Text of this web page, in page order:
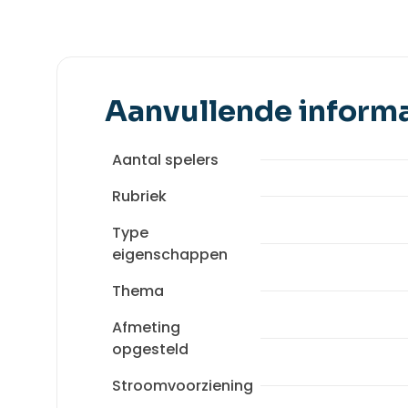
Aanvullende
Aantal spelers
Rubriek
Type
eigenschappen
Thema
Afmeting
opgesteld
Stroomvoorziening